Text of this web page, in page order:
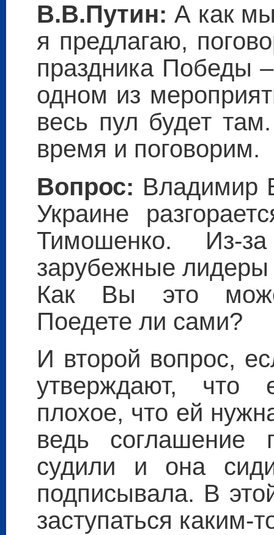
В.В.Путин: А как
я предлагаю,
праздника Победы
одном из
весь пул будет
время и поговорим.
Вопрос: Владимир
Украине
Тимошенко. Из-
зарубежные
Как Вы это
Поедете ли сами?
И второй вопрос,
утверждают, что
плохое, что ей
ведь соглашение
судили и она
подписывала. В
заступаться каким-